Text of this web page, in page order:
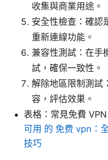
收集與商業用途。
安全性檢查：確認
重新連線功能。
兼容性測試：在手
試，確保一致性。
解除地區限制測試
容，評估效果。
表格：常見免費
可用 的 免费 vpn：
技巧